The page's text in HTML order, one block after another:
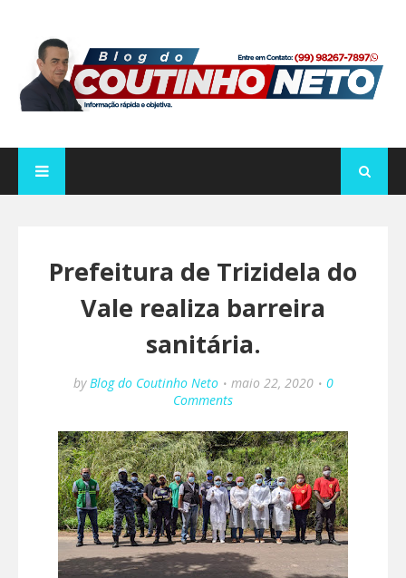
Prefeitura de Trizidela do
Vale realiza barreira
sanitária.
by Blog do Coutinho Neto maio 22, 2020
0
Comments